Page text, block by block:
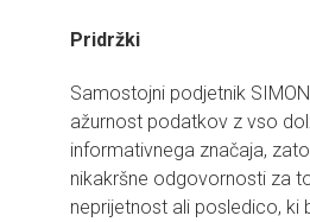
Pridržki
Samostojni podjetnik
ažurnost podatkov z vso
informativnega značaja,
nikakršne odgovornosti za
neprijetnost ali posledico, ki